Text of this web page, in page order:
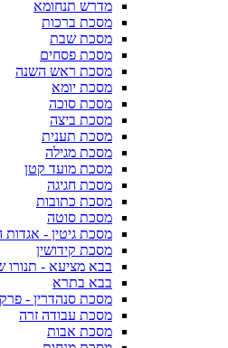
מדרש תנחומא
מסכת ברכות
מסכת שבת
מסכת פסחים
מסכת ראש השנה
מסכת יומא
מסכת סוכה
מסכת ביצה
מסכת תענית
מסכת מגילה
מסכת מועד קטן
מסכת חגיגה
מסכת כתובות
מסכת סוטה
מסכת גיטין - אגדות
מסכת קידושין
בבא מציעא - תנורו
בבא בתרא
מסכת סנהדרין -
מסכת עבודה זרה
מסכת אבות